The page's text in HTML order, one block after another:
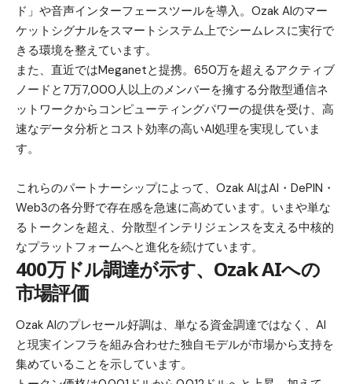
ド」や音声インターフェースツールを導入。Ozak AIのマー
ケットシグナルをスマートシステム上でシームレスに実行で
きる環境を整えています。
また、直近ではMeganetと提携。650万を超えるアクティブ
ノードと7万7,000人以上のメンバーを擁する分散型通信ネ
ットワークからコンピューティングパワーの提供を受け、高
速なデータ分析とコスト効率の高いAI処理を実現していま
す。
これらのパートナーシップによって、Ozak AIはAI・DePIN・
Web3の各分野で存在感を急速に高めています。いまや単な
るトークンを超え、分散型インテリジェンスを支える中核的
なプラットフォームへと進化を続けています。
400万ドル調達が示す、Ozak AIへの
市場評価
Ozak AIのプレセール好調は、単なる資金調達ではなく、AI
と現実インフラを組み合わせた独自モデルが市場から支持を
集めていることを示しています。